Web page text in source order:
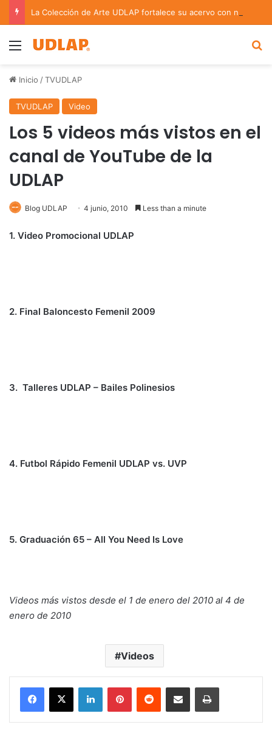
Menu
Inicio /TVUDLAP
TVUDLAP Video
Los 5 videos más vistos en el
canal de YouTube de la
UDLAP
Blog UDLAP 4 junio, 2010 Less than a minute
1. Video Promocional UDLAP
2. Final Baloncesto Femenil 2009
3. Talleres UDLAP – Bailes Polinesios
4. Futbol Rápido Femenil UDLAP vs. UVP
5. Graduación 65 – All You Need Is Love
Videos más vistos desde el 1 de enero del 2010 al 4 de
enero de 2010
Videos
LinkedInPinterestReddit Share via Email Print